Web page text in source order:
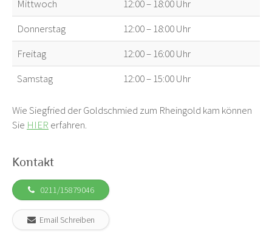
Mittwoch
12:00 – 18:00 Uhr
Donnerstag
12:00 – 18:00 Uhr
Freitag
12:00 – 16:00 Uhr
Samstag
12:00 – 15:00 Uhr
Wie Siegfried der Goldschmied zum Rheingold kam können
Sie HIER erfahren.
Kontakt
0211/15879046
Email Schreiben